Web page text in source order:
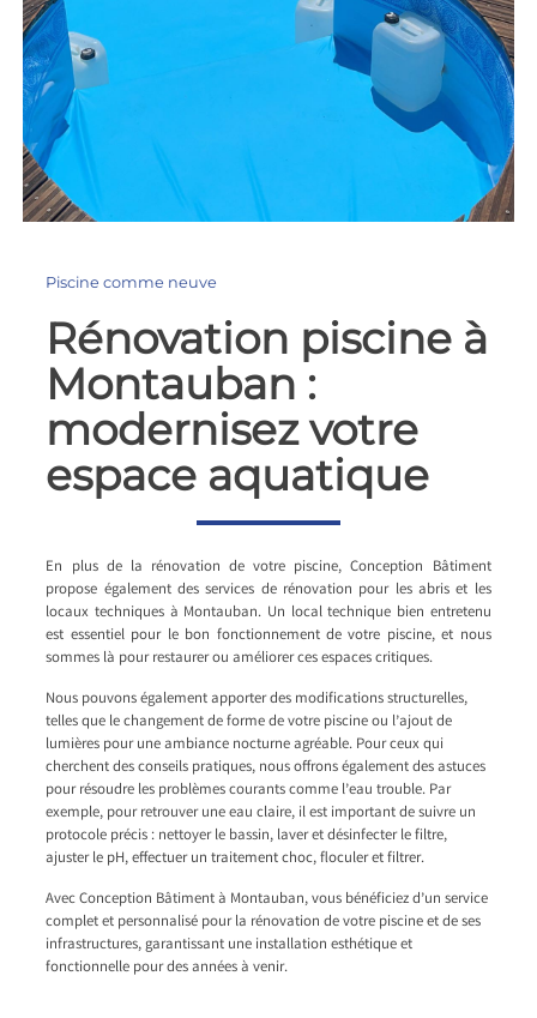
Piscine comme neuve
Rénovation piscine à
Montauban :
modernisez votre
espace aquatique
En plus de la rénovation de votre piscine, Conception Bâtiment
propose également des services de rénovation pour les abris et les
locaux techniques à Montauban. Un local technique bien entretenu
est essentiel pour le bon fonctionnement de votre piscine, et nous
sommes là pour restaurer ou améliorer ces espaces critiques.
Nous pouvons également apporter des modifications structurelles,
telles que le changement de forme de votre piscine ou l’ajout de
lumières pour une ambiance nocturne agréable. Pour ceux qui
cherchent des conseils pratiques, nous offrons également des astuces
pour résoudre les problèmes courants comme l’eau trouble. Par
exemple, pour retrouver une eau claire, il est important de suivre un
protocole précis : nettoyer le bassin, laver et désinfecter le filtre,
ajuster le pH, effectuer un traitement choc, floculer et filtrer.
Avec Conception Bâtiment à Montauban, vous bénéficiez d’un service
complet et personnalisé pour la rénovation de votre piscine et de ses
infrastructures, garantissant une installation esthétique et
fonctionnelle pour des années à venir.